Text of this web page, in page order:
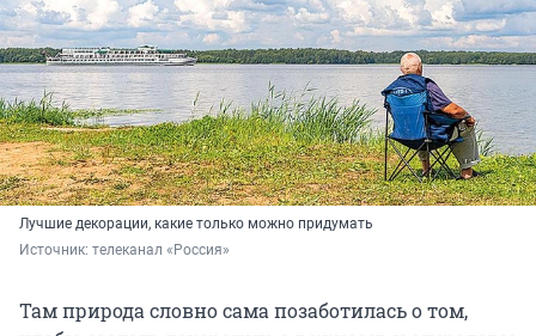
Лучшие декорации, какие только можно придумать
Источник: телеканал «Россия»
Там природа словно сама позаботилась о том,